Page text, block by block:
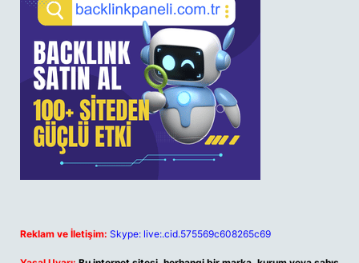
Reklam ve İletişim: Skype: live:.cid.575569c608265c69